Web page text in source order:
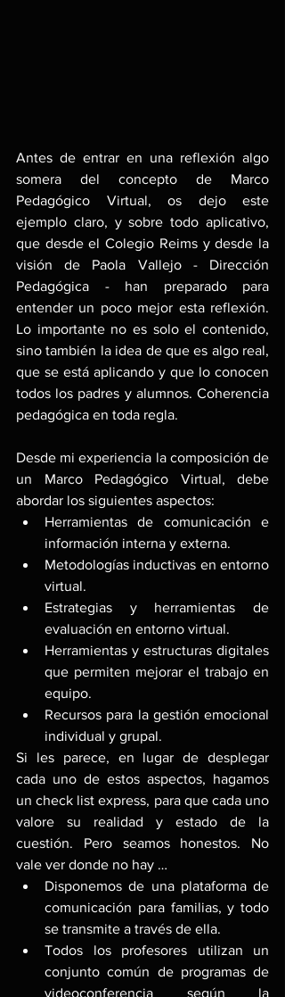
Antes de entrar en una reflexión algo
somera del concepto de Marco
Pedagógico Virtual, os dejo este
ejemplo claro, y sobre todo aplicativo,
que desde el Colegio Reims y desde la
visión de Paola Vallejo - Dirección
Pedagógica - han preparado para
entender un poco mejor esta reflexión.
Lo importante no es solo el contenido,
sino también la idea de que es algo real,
que se está aplicando y que lo conocen
todos los padres y alumnos. Coherencia
pedagógica en toda regla.
Desde mi experiencia la composición de
un Marco Pedagógico Virtual, debe
abordar los siguientes aspectos:
Herramientas de comunicación e
información interna y externa.
Metodologías inductivas en entorno
virtual.
Estrategias y herramientas de
evaluación en entorno virtual.
Herramientas y estructuras digitales
que permiten mejorar el trabajo en
equipo.
Recursos para la gestión emocional
individual y grupal.
Si les parece, en lugar de desplegar
cada uno de estos aspectos, hagamos
un check list express, para que cada uno
valore su realidad y estado de la
cuestión. Pero seamos honestos. No
vale ver donde no hay …
Disponemos de una plataforma de
comunicación para familias, y todo
se transmite a través de ella.
Todos los profesores utilizan un
conjunto común de programas de
videoconferencia según la